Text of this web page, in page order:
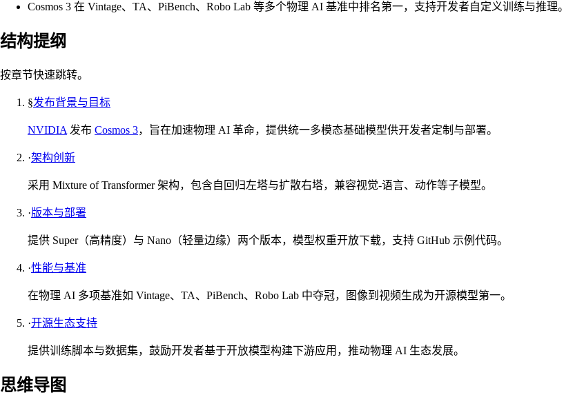
Cosmos 3 在 Vintage、TA、PiBench、Robo Lab 等多个物理 AI 基准中排名第一，支持开发者自定义训练与推理。
结构提纲
按章节快速跳转。
§发布背景与目标
NVIDIA 发布 Cosmos 3，旨在加速物理 AI 革命，提供统一多模态基础模型供开发者定制与部署。
·架构创新
采用 Mixture of Transformer 架构，包含自回归左塔与扩散右塔，兼容视觉-语言、动作等子模型。
·版本与部署
提供 Super（高精度）与 Nano（轻量边缘）两个版本，模型权重开放下载，支持 GitHub 示例代码。
·性能与基准
在物理 AI 多项基准如 Vintage、TA、PiBench、Robo Lab 中夺冠，图像到视频生成为开源模型第一。
·开源生态支持
提供训练脚本与数据集，鼓励开发者基于开放模型构建下游应用，推动物理 AI 生态发展。
思维导图